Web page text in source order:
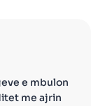
e mbulon
me ajrin